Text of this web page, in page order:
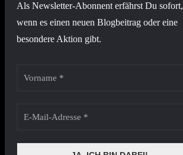
Als Newsletter-Abonnent erfährst Du sofort,
wenn es einen neuen Blogbeitrag oder eine
besondere Aktion gibt.